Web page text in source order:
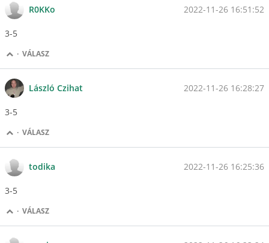
R0KKo 2022-11-26 16:51:52
3-5
· VÁLASZ
László Czihat 2022-11-26 16:28:27
3-5
· VÁLASZ
todika 2022-11-26 16:25:36
3-5
· VÁLASZ